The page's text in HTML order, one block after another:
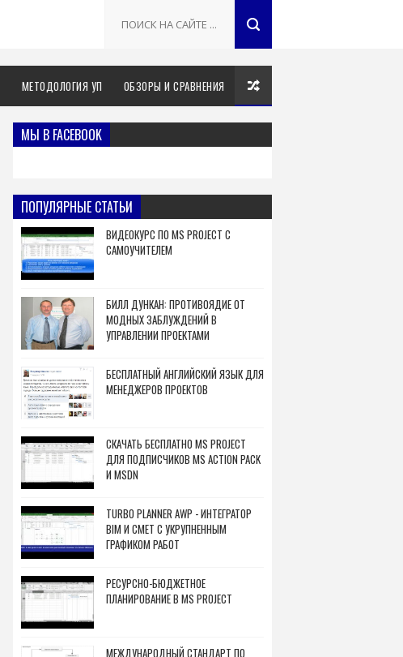
МЕТОДОЛОГИЯ УП ОБЗОРЫ И СРАВНЕНИЯ
МЫ В FACEBOOK
ПОПУЛЯРНЫЕ СТАТЬИ
ВИДЕОКУРС ПО MS PROJECT С
САМОУЧИТЕЛЕМ
БИЛЛ ДУНКАН: ПРОТИВОЯДИЕ ОТ
МОДНЫХ ЗАБЛУЖДЕНИЙ В
УПРАВЛЕНИИ ПРОЕКТАМИ
БЕСПЛАТНЫЙ АНГЛИЙСКИЙ ЯЗЫК ДЛЯ
МЕНЕДЖЕРОВ ПРОЕКТОВ
СКАЧАТЬ БЕСПЛАТНО MS PROJECT
ДЛЯ ПОДПИСЧИКОВ MS ACTION PACK
И MSDN
TURBO PLANNER AWP - ИНТЕГРАТОР
BIM И СМЕТ С УКРУПНЕННЫМ
ГРАФИКОМ РАБОТ
РЕСУРСНО-БЮДЖЕТНОЕ
ПЛАНИРОВАНИЕ В MS PROJECT
МЕЖДУНАРОДНЫЙ СТАНДАРТ ПО